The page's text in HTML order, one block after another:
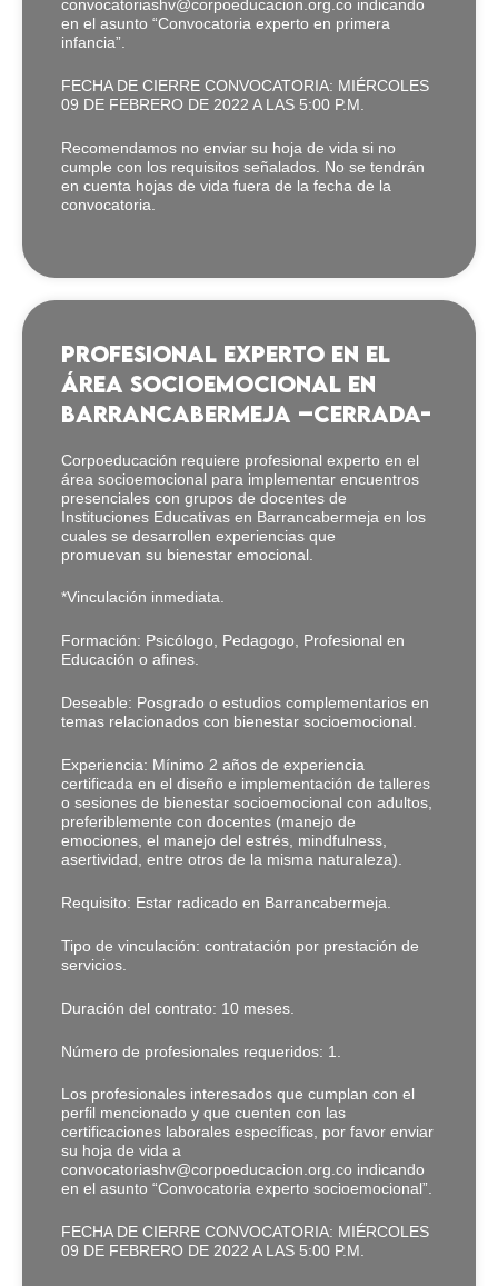
convocatoriashv@corpoeducacion.org.co indicando
en el asunto “Convocatoria experto en primera
infancia”.
FECHA DE CIERRE CONVOCATORIA: MIÉRCOLES
09 DE FEBRERO DE 2022 A LAS 5:00 P.M.
Recomendamos no enviar su hoja de vida si no
cumple con los requisitos señalados. No se tendrán
en cuenta hojas de vida fuera de la fecha de la
convocatoria.
PROFESIONAL Experto en el
área socioemocional en
barrancabermeja –cerrada-
Corpoeducación requiere profesional experto en el
área socioemocional para implementar encuentros
presenciales con grupos de docentes de
Instituciones Educativas en Barrancabermeja en los
cuales se desarrollen experiencias que
promuevan su bienestar emocional.
*Vinculación inmediata.
Formación: Psicólogo, Pedagogo, Profesional en
Educación o afines.
Deseable: Posgrado o estudios complementarios en
temas relacionados con bienestar socioemocional.
Experiencia: Mínimo 2 años de experiencia
certificada en el diseño e implementación de talleres
o sesiones de bienestar socioemocional con adultos,
preferiblemente con docentes (manejo de
emociones, el manejo del estrés, mindfulness,
asertividad, entre otros de la misma naturaleza).
Requisito: Estar radicado en Barrancabermeja.
Tipo de vinculación: contratación por prestación de
servicios.
Duración del contrato: 10 meses.
Número de profesionales requeridos: 1.
Los profesionales interesados que cumplan con el
perfil mencionado y que cuenten con las
certificaciones laborales específicas, por favor enviar
su hoja de vida a
convocatoriashv@corpoeducacion.org.co indicando
en el asunto “Convocatoria experto socioemocional”.
FECHA DE CIERRE CONVOCATORIA: MIÉRCOLES
09 DE FEBRERO DE 2022 A LAS 5:00 P.M.